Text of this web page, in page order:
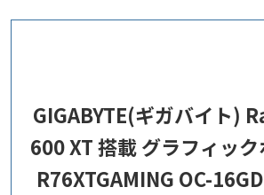
GIGABYTE(ギガバイト)
600 XT 搭載 グラフィッ
R76XTGAMING OC-